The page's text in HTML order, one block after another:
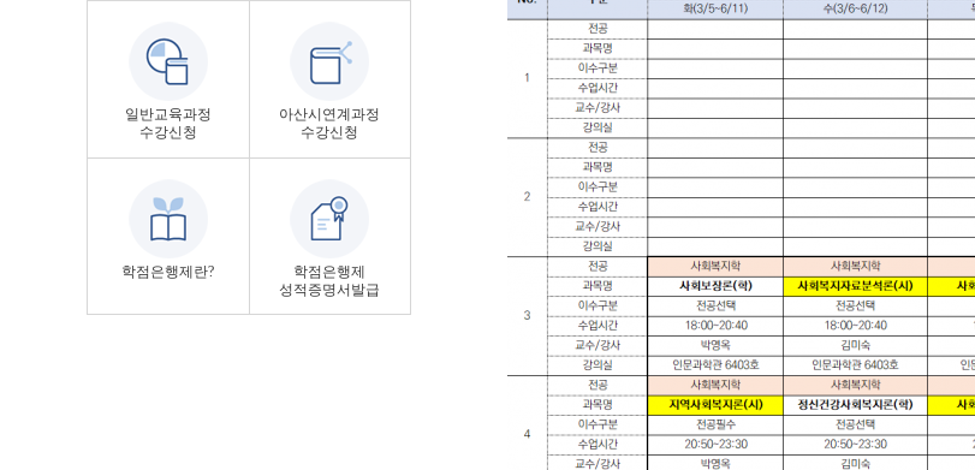
일반교육과정
수강신청
아산시연계과정
수강신청
학점은행제란?
학점은행제
성적증명서발급